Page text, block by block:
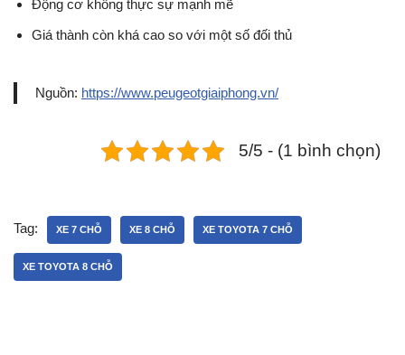
Động cơ không thực sự mạnh mẽ
Giá thành còn khá cao so với một số đối thủ
Nguồn: https://www.peugeotgiaiphong.vn/
5/5 - (1 bình chọn)
Tag: XE 7 CHỖ XE 8 CHỖ XE TOYOTA 7 CHỖ
XE TOYOTA 8 CHỖ